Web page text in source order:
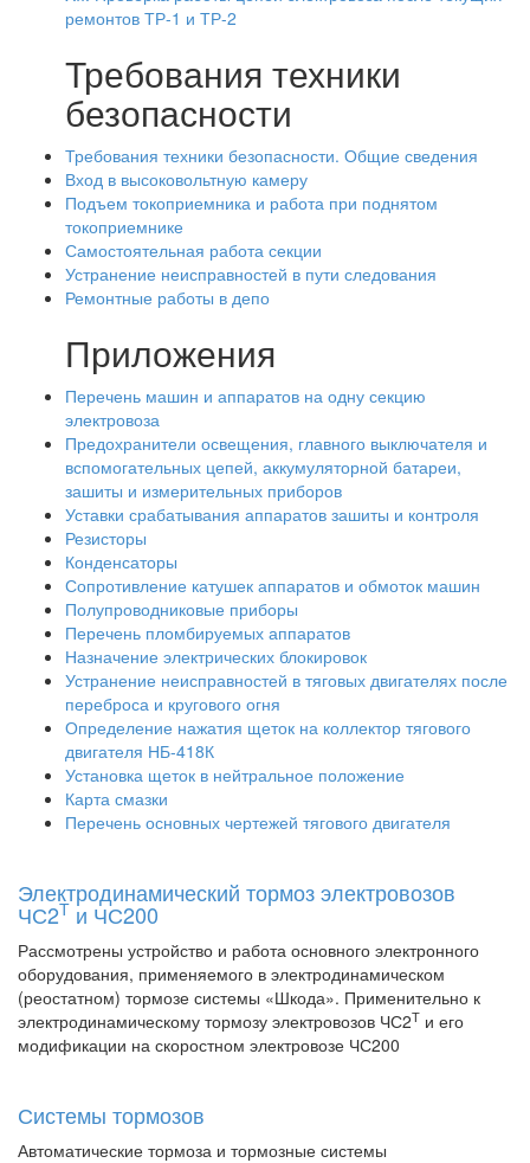
ремонтов ТР-1 и ТР-2
Требования техники
безопасности
Требования техники безопасности. Общие сведения
Вход в высоковольтную камеру
Подъем токоприемника и работа при поднятом
токоприемнике
Самостоятельная работа секции
Устранение неисправностей в пути следования
Ремонтные работы в депо
Приложения
Перечень машин и аппаратов на одну секцию
электровоза
Предохранители освещения, главного выключателя и
вспомогательных цепей, аккумуляторной батареи,
зашиты и измерительных приборов
Уставки срабатывания аппаратов зашиты и контроля
Резисторы
Конденсаторы
Сопротивление катушек аппаратов и обмоток машин
Полупроводниковые приборы
Перечень пломбируемых аппаратов
Назначение электрических блокировок
Устранение неисправностей в тяговых двигателях после
переброса и кругового огня
Определение нажатия щеток на коллектор тягового
двигателя НБ-418К
Установка щеток в нейтральное положение
Карта смазки
Перечень основных чертежей тягового двигателя
Электродинамический тормоз электровозов
ЧС2Т и ЧС200
Рассмотрены устройство и работа основного электронного
оборудования, применяемого в электродинамическом
(реостатном) тормозе системы «Шкода». Применительно к
электродинамическому тормозу электровозов ЧС2Т и его
модификации на скоростном электровозе ЧС200
Системы тормозов
Автоматические тормоза и тормозные системы